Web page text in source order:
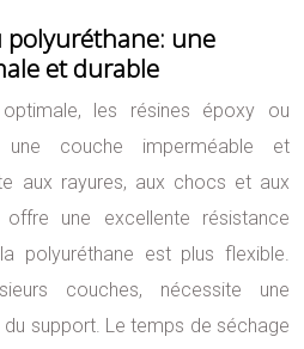
polyuréthane: une
et durable
les résines époxy ou
une couche imperméable et
aux rayures, aux chocs et aux
une excellente résistance
polyuréthane est plus flexible.
couches, nécessite une
support. Le temps de séchage